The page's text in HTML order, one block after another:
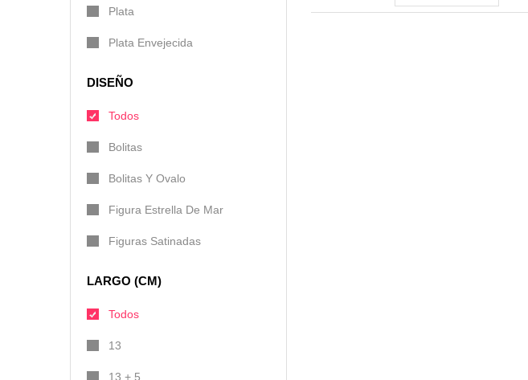
Plata
Plata Envejecida
DISEÑO
Todos
Bolitas
Bolitas Y Ovalo
Figura Estrella De Mar
Figuras Satinadas
LARGO (CM)
Todos
13
13 + 5